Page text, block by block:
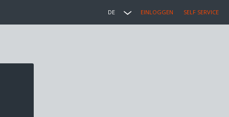
DE EINLOGGEN SELF SERVICE